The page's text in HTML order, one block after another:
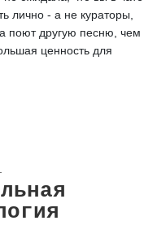
лично - а не кураторы,
поют другую песню, чем
ценность для